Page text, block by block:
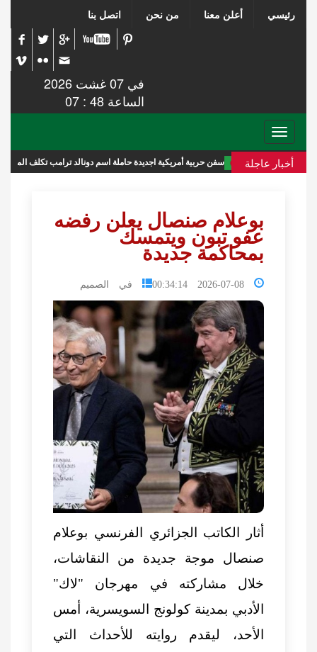
رئيسي أعلن معنا من نحن اتصل بنا
في 07 غشت 2026
الساعة 48 : 07
Toggle
navigation
أخبار عاجلةسفن حربية أمريكية اجديدة حاملة اسم دونالد ترامب تكلف الميزانية 275 مليار دولار
بوعلام صنصال يعلن رفضه
عفو تبون ويتمسك
بمحاكمة جديدة
2026-07-08 00:34:14 في الصميم
أثار الكاتب الجزائري الفرنسي بوعلام
صنصال موجة جديدة من النقاشات،
خلال مشاركته في مهرجان "لاك"
الأدبي بمدينة كولونج السويسرية، أمس
الأحد، ليقدم روايته للأحداث التي